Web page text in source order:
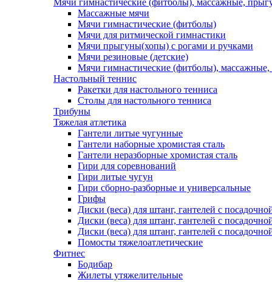
Мячи гимнастические (фитболы), массажные,
Массажные мячи
Мячи гимнастические (фитболы)
Мячи для ритмической гимнастики
Мячи прыгуны(хопы) с рогами и ручками
Мячи резиновые (детские)
Мячи гимнастические (фитболы),
Настольный теннис
Ракетки для настольного тенниса
Столы для настольного тенниса
Трибуны
Тяжелая атлетика
Гантели литые чугунные
Гантели наборные хромистая сталь
Гантели неразборные хромистая сталь
Гири для соревнований
Гири литые чугун
Гири сборно-разборные и универсальные
Грифы
Диски (веса) для штанг, гантелей с
Диски (веса) для штанг, гантелей с
Диски (веса) для штанг, гантелей с
Помосты тяжелоатлетические
Фитнес
Бодибар
Жилеты утяжелительные